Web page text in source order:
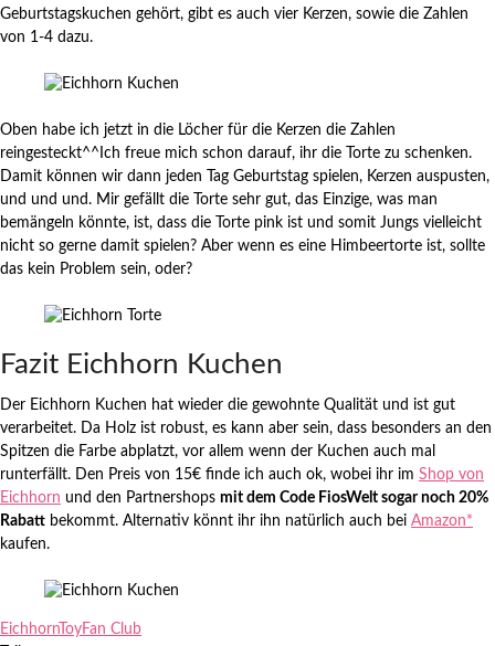
Geburtstagskuchen gehört, gibt es auch vier Kerzen, sowie die Zahlen
von 1-4 dazu.
Oben habe ich jetzt in die Löcher für die Kerzen die Zahlen
reingesteckt^^Ich freue mich schon darauf, ihr die Torte zu schenken.
Damit können wir dann jeden Tag Geburtstag spielen, Kerzen auspusten,
und und und. Mir gefällt die Torte sehr gut, das Einzige, was man
bemängeln könnte, ist, dass die Torte pink ist und somit Jungs vielleicht
nicht so gerne damit spielen? Aber wenn es eine Himbeertorte ist, sollte
das kein Problem sein, oder?
Fazit Eichhorn Kuchen
Der Eichhorn Kuchen hat wieder die gewohnte Qualität und ist gut
verarbeitet. Da Holz ist robust, es kann aber sein, dass besonders an den
Spitzen die Farbe abplatzt, vor allem wenn der Kuchen auch mal
runterfällt. Den Preis von 15€ finde ich auch ok, wobei ihr im Shop von
Eichhorn und den Partnershops mit dem Code FiosWelt sogar noch 20%
Rabatt bekommt. Alternativ könnt ihr ihn natürlich auch bei Amazon*
kaufen.
EichhornToyFan Club